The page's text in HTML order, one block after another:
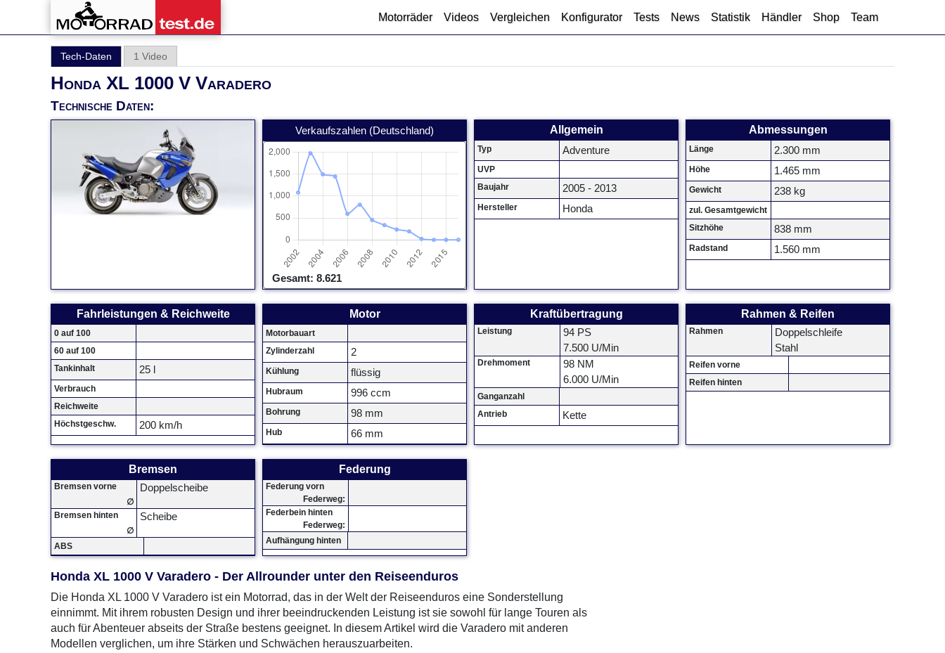
Motorräder Videos Vergleichen Konfigurator Tests News Statistik Händler Shop Team
Tech-Daten 1 Video
Honda XL 1000 V Varadero
Technische Daten:
Verkaufszahlen (Deutschland)
Gesamt: 8.621
Allgemein
Typ Adventure
UVP
Baujahr
2005 - 2013
Hersteller Honda
Abmessungen
Länge 2.300 mm
Höhe 1.465 mm
Gewicht 238 kg
zul. Gesamtgewicht
Sitzhöhe
838 mm
Radstand 1.560 mm
Fahrleistungen & Reichweite
0 auf 100
60 auf 100
Tankinhalt
25 l
Verbrauch
Reichweite
Höchstgeschw.
200 km/h
Motor
Motorbauart
Zylinderzahl
2
Kühlung flüssig
Hubraum 996 ccm
Bohrung 98 mm
Hub 66 mm
Kraftübertragung
Leistung
94 PS
7.500 U/Min
Drehmoment
98 NM
6.000 U/Min
Ganganzahl
Antrieb
Kette
Rahmen & Reifen
Rahmen
Doppelschleife
Stahl
Reifen vorne
Reifen hinten
Bremsen
Bremsen vorne Doppelscheibe
∅
Bremsen hinten
Scheibe
∅
ABS
Federung
Federung vorn
Federweg:
Federbein hinten
Federweg:
Aufhängung hinten
Honda XL 1000 V Varadero - Der Allrounder unter den Reiseenduros
Die Honda XL 1000 V Varadero ist ein Motorrad, das in der Welt der Reiseenduros eine Sonderstellung
einnimmt. Mit ihrem robusten Design und ihrer beeindruckenden Leistung ist sie sowohl für lange Touren als
auch für Abenteuer abseits der Straße bestens geeignet. In diesem Artikel wird die Varadero mit anderen
Modellen verglichen, um ihre Stärken und Schwächen herauszuarbeiten.